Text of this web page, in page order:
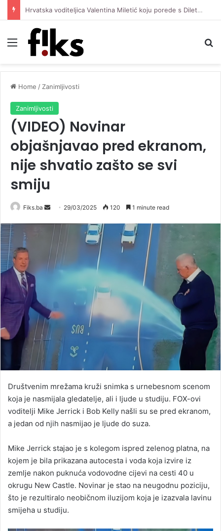
Hrvatska voditeljica Valentina Miletić koju porede s Dilettom Leotom oduševila pozirajući u bikiniju
Menu
Home / Zanimljivosti
Zanimljivosti
(VIDEO) Novinar
objašnjavao pred ekranom,
nije shvatio zašto se svi
smiju
Fiks.ba
Send
email
29/03/2025 120 1 minute read
Društvenim mrežama kruži snimka s urnebesnom scenom
koja je nasmijala gledatelje, ali i ljude u studiju. FOX-ovi
voditelji Mike Jerrick i Bob Kelly našli su se pred ekranom,
a jedan od njih nasmijao je ljude do suza.
Mike Jerrick stajao je s kolegom ispred zelenog platna, na
kojem je bila prikazana autocesta i voda koja izvire iz
zemlje nakon puknuća vodovodne cijevi na cesti 40 u
okrugu New Castle. Novinar je stao na neugodnu poziciju,
što je rezultiralo neobičnom iluzijom koja je izazvala lavinu
smijeha u studiju.